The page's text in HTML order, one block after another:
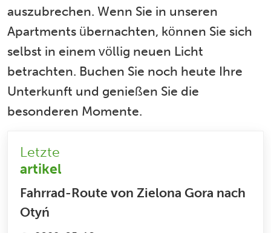
auszubrechen. Wenn Sie in unseren
Apartments übernachten, können Sie sich
selbst in einem völlig neuen Licht
betrachten. Buchen Sie noch heute Ihre
Unterkunft und genießen Sie die
besonderen Momente.
Letzte
artikel
Fahrrad-Route von Zielona Gora nach
Otyń